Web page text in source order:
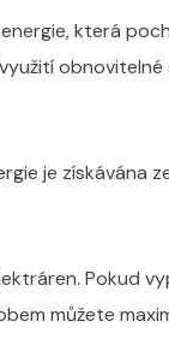
která
je získávána
Pokud
můžete